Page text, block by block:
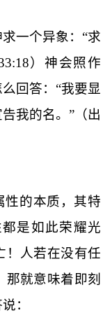
一个异象：“求
）神会照作
回答：“我要显
我的名。”（出
性的本质，其特
是如此荣耀光
！人若在没有任
就意味着即刻
：